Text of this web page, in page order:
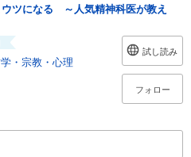
ツになる ～人気精神科医が教え
・宗教・心理
試し読み
フォロー